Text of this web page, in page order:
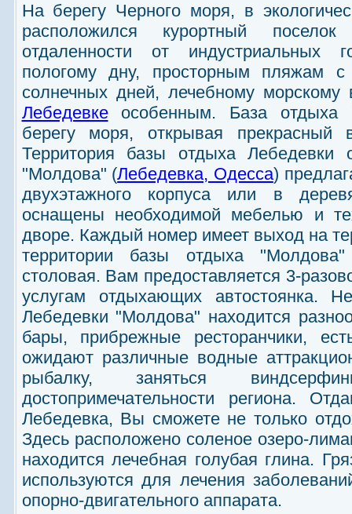
На берегу Черного моря, в
расположился курортный
отдаленности от индустриальных
пологому дну, просторным пляжам
солнечных дней, лечебному
Лебедевкеособенным. База отдыха
берегу моря, открывая
Территория базы отдыха Лебедевки
"Молдова" (Лебедевка, Одесса)
двухэтажного корпуса или в
оснащены необходимой мебелью и
дворе. Каждый номер имеет выход на
территории базы отдыха
столовая. Вам предоставляется 3-
услугам отдыхающих автостоянка.
Лебедевки "Молдова" находится
бары, прибрежные ресторанчики,
ожидают различные водные
рыбалку, заняться
достопримечательности региона.
Лебедевка, Вы сможете не только
Здесь расположено соленое озеро-
находится лечебная голубая глина.
используются для лечения
опорно-двигательного аппарата.